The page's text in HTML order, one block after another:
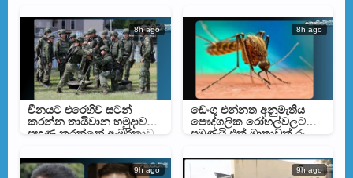
8h ago
චීනයට එරෙහිව සටන්
කරන්න තායිවාන හමුදාව
පුහුණු කරන්නේ ඇමරිකාව
8h ago
ඩෙංගු එන්නත අනුමැතිය
පෞද්ගලික රෝහල්වලට
පමණයි එක් මාත්‍රාවක් රු.
9h ago 9h ago